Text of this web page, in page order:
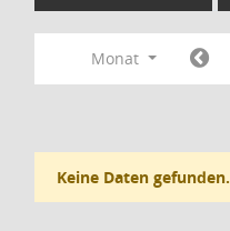
Monat
Keine Daten gefunden.